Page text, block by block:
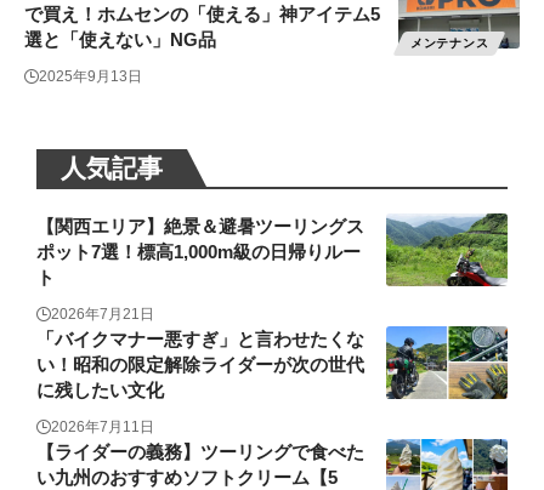
メンテナンス
で買え！ホムセンの「使える」神アイテム5
選と「使えない」NG品
2025年9月13日
人気記事
【関西エリア】絶景＆避暑ツーリングス
ポット7選！標高1,000m級の日帰りルー
ト
2026年7月21日
「バイクマナー悪すぎ」と言わせたくな
い！昭和の限定解除ライダーが次の世代
に残したい文化
2026年7月11日
【ライダーの義務】ツーリングで食べた
い九州のおすすめソフトクリーム【5